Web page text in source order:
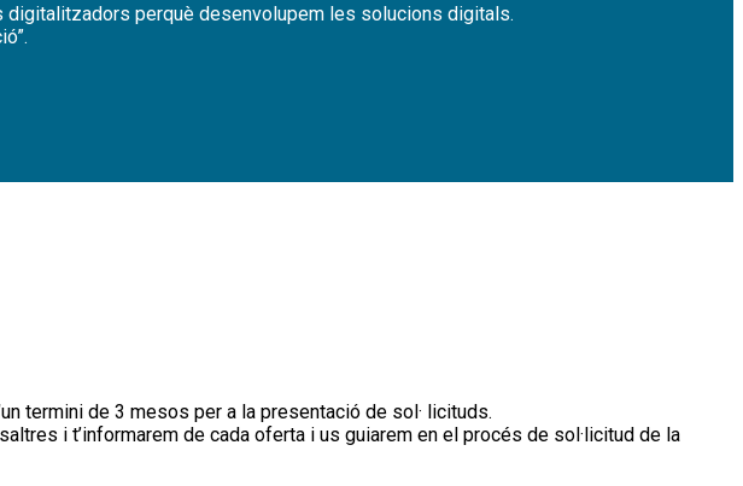
digitalitzadors perquè desenvolupem les solucions digitals.
termini de 3 mesos per a la presentació de sol· licituds.
i t’informarem de cada oferta i us guiarem en el procés de sol·licitud de la